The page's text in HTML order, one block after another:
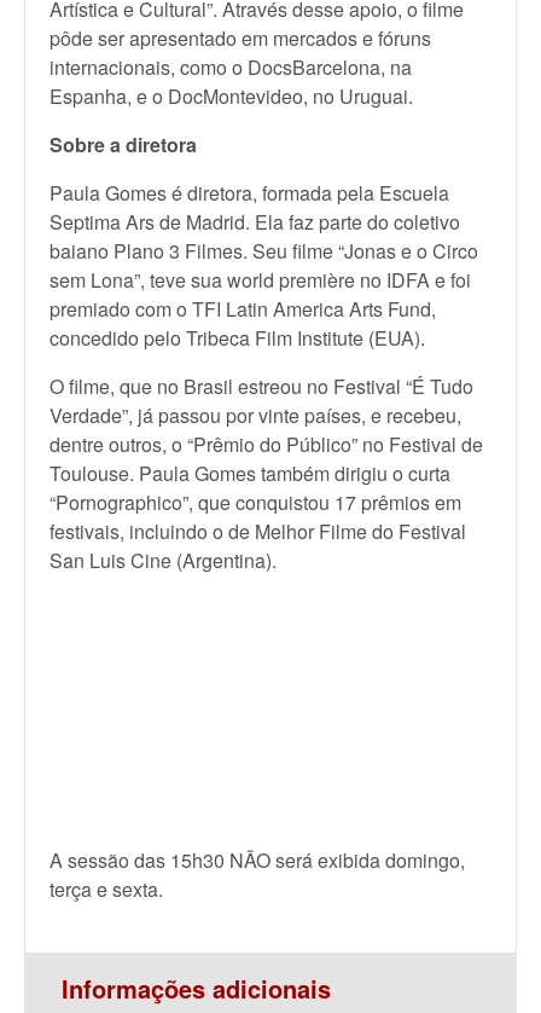
Artística e Cultural”. Através desse apoio, o filme
pôde ser apresentado em mercados e fóruns
internacionais, como o DocsBarcelona, na
Espanha, e o DocMontevideo, no Uruguai.
Sobre a diretora
Paula Gomes é diretora, formada pela Escuela
Septima Ars de Madrid. Ela faz parte do coletivo
baiano Plano 3 Filmes. Seu filme “Jonas e o Circo
sem Lona”, teve sua world première no IDFA e foi
premiado com o TFI Latin America Arts Fund,
concedido pelo Tribeca Film Institute (EUA).
O filme, que no Brasil estreou no Festival “É Tudo
Verdade”, já passou por vinte países, e recebeu,
dentre outros, o “Prêmio do Público” no Festival de
Toulouse. Paula Gomes também dirigiu o curta
“Pornographico”, que conquistou 17 prêmios em
festivais, incluindo o de Melhor Filme do Festival
San Luis Cine (Argentina).
A sessão das 15h30 NÃO será exibida domingo,
terça e sexta.
Informações adicionais